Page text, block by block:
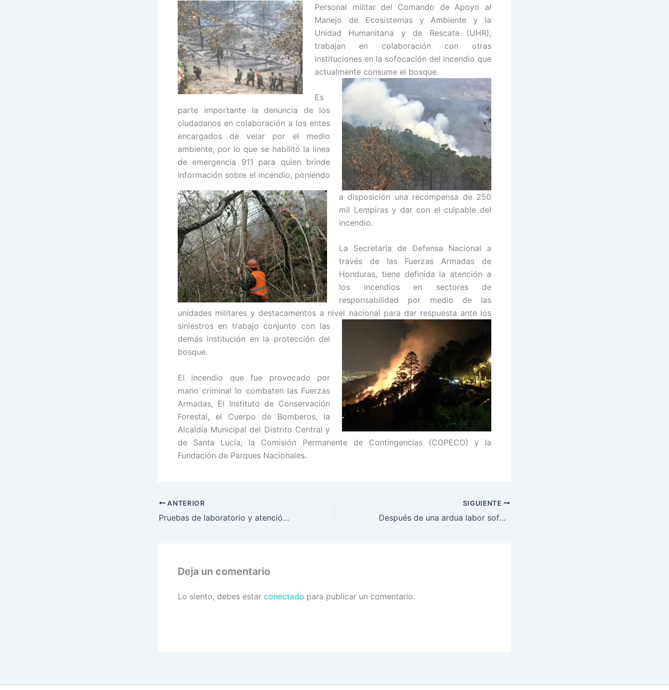
Personal militar del Comando de Apoyo al
Manejo de Ecosistemas y Ambiente y la
Unidad Humanitaria y de Rescate (UHR),
trabajan en colaboración con otras
instituciones en la sofocación del incendio que
actualmente consume el bosque.
Es
parte importante la denuncia de los
ciudadanos en colaboración a los entes
encargados de velar por el medio
ambiente, por lo que se habilitó la línea
de emergencia 911 para quien brinde
información sobre el incendio, poniendo
a disposición una recompensa de 250
mil Lempiras y dar con el culpable del
incendio.
La Secretaría de Defensa Nacional a
través de las Fuerzas Armadas de
Honduras, tiene definida la atención a
los incendios en sectores de
responsabilidad por medio de las
unidades militares y destacamentos a nivel nacional para dar respuesta ante los
siniestros en trabajo conjunto con las
demás institución en la protección del
bosque.
El incendio que fue provocado por
mano criminal lo combaten las Fuerzas
Armadas, El Instituto de Conservación
Forestal, el Cuerpo de Bomberos, la
Alcaldía Municipal del Distrito Central y
de Santa Lucía, la Comisión Permanente de Contingencias (COPECO) y la
Fundación de Parques Nacionales.
ANTERIOR
Pruebas de laboratorio y atención médica gratuita recibieron ceibeños.
SIGUIENTE
Después de una ardua labor sofocan fuego de El Hatillo
Deja un comentario
Lo siento, debes estar conectado para publicar un comentario.